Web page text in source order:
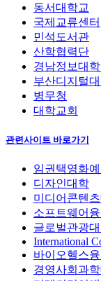
동서대학교
국제교류센터
민석도서관
산학협력단
경남정보대
부산디지털
병무청
대학교회
관련사이트 바로가기
임권택영화
디자인대학
미디어콘텐
소프트웨어
글로벌관광
International
바이오헬스
경영사회과